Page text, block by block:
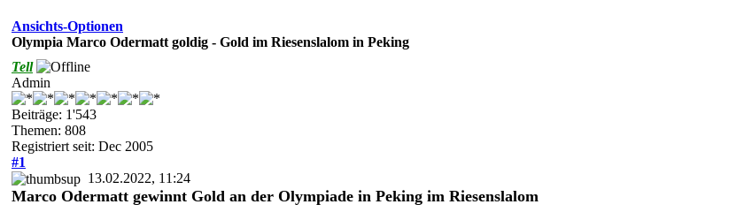
Ansichts-Optionen
Olympia Marco Odermatt goldig - Gold im Riesenslalom in Peking
Tell
Admin
Beiträge: 1'543
Themen: 808
Registriert seit: Dec 2005
#1
13.02.2022, 11:24
Marco Odermatt gewinnt Gold an der Olympiade in Peking im Riesenslalom